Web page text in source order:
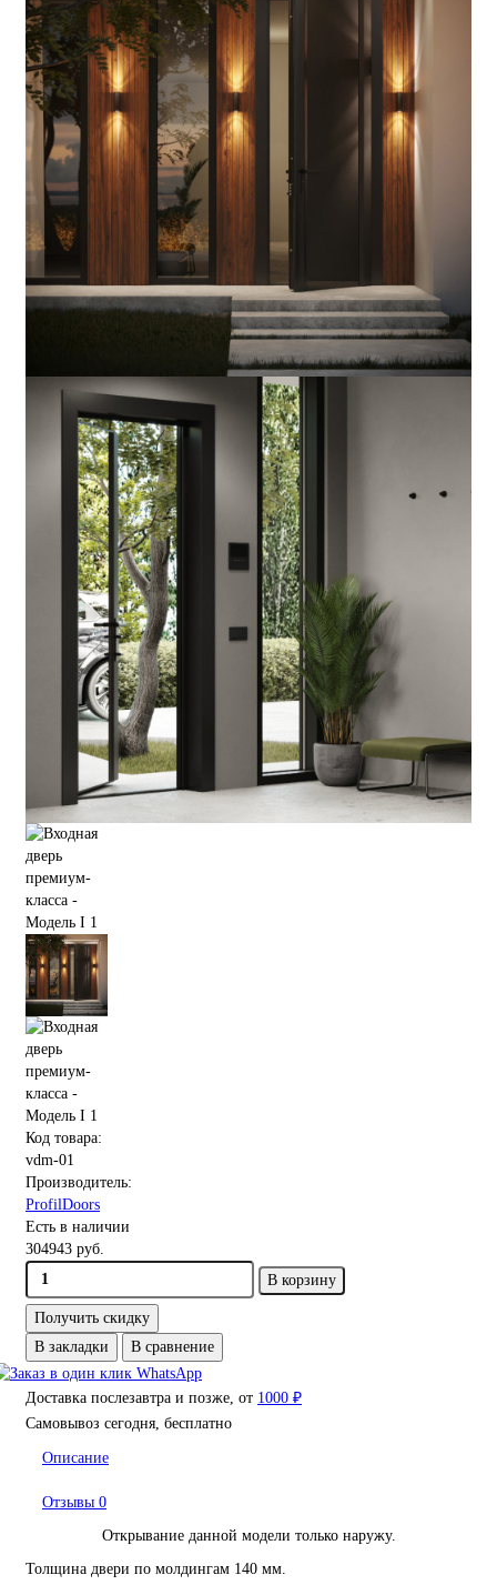
Код товара:
vdm-01
Производитель:
ProfilDoors
Есть в наличии
304943 руб.
В корзину
Получить скидку
В закладки
В сравнение
Доставка послезавтра и позже, от 1000 ₽
Самовывоз сегодня, бесплатно
Описание
Отзывы 0
Открывание данной модели только наружу.
Толщина двери по молдингам 140 мм.